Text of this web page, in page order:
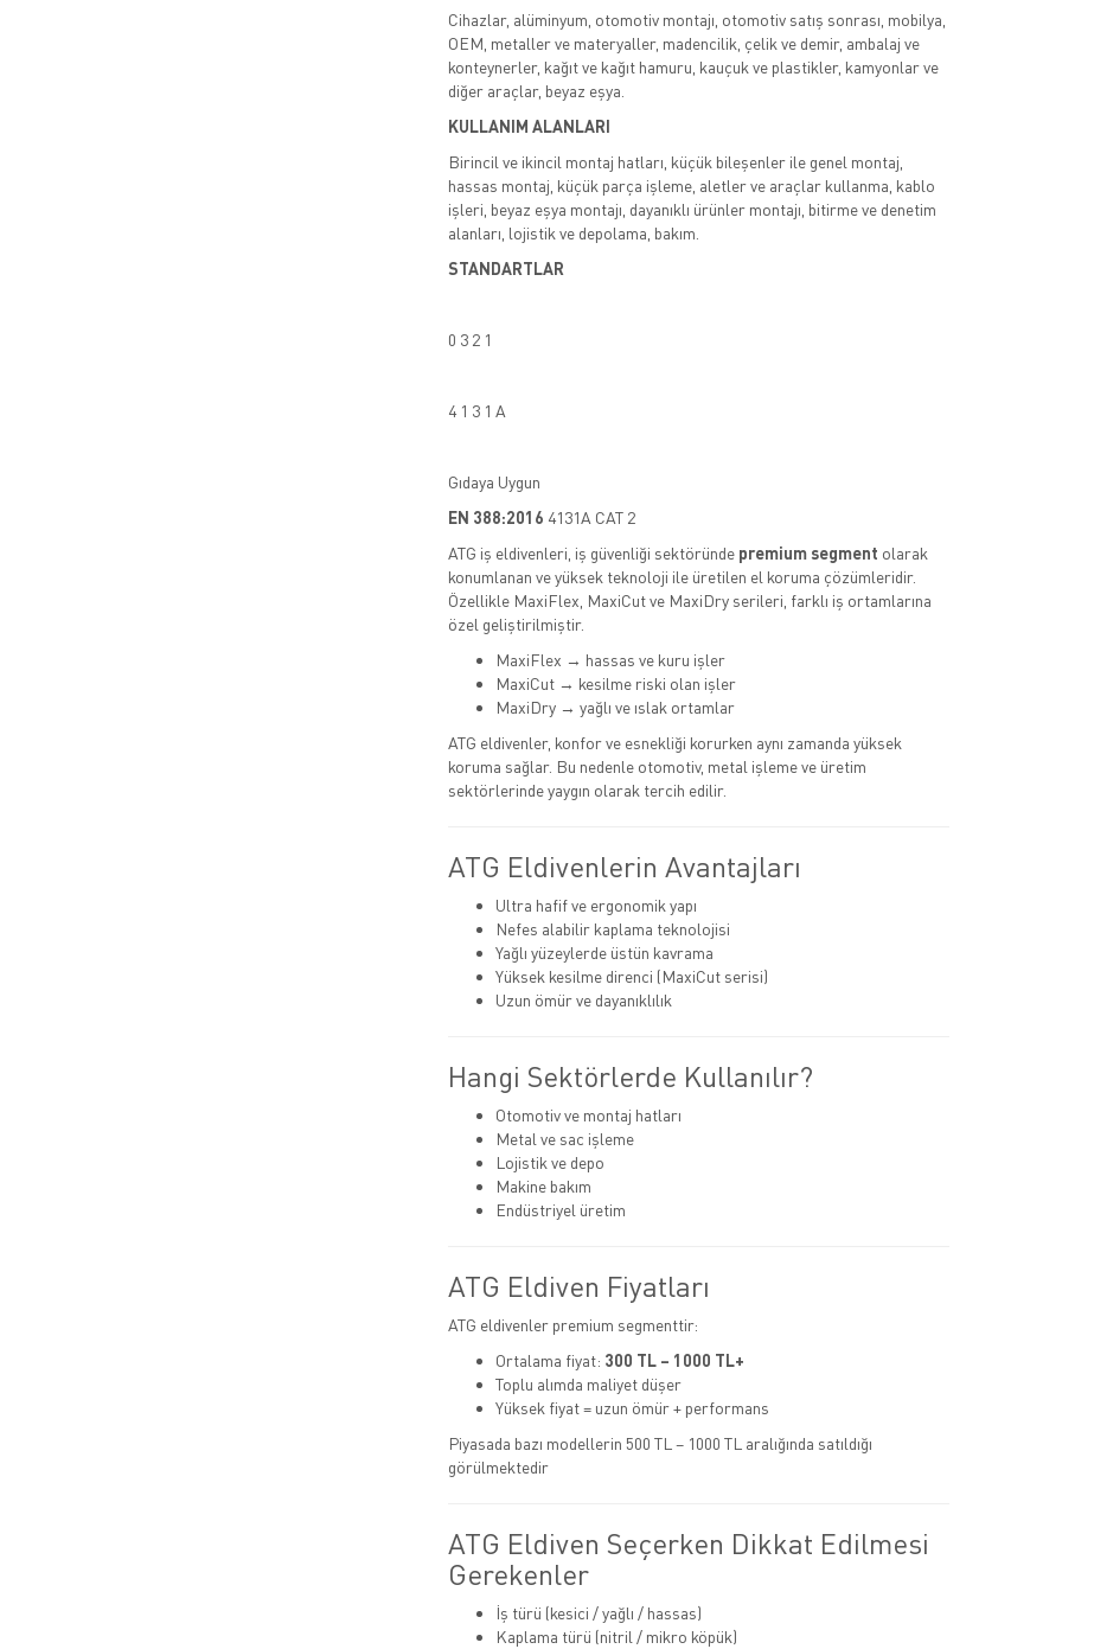
Cihazlar, alüminyum, otomotiv montajı, otomotiv satış sonrası, mobilya,
OEM, metaller ve materyaller, madencilik, çelik ve demir, ambalaj ve
konteynerler, kağıt ve kağıt hamuru, kauçuk ve plastikler, kamyonlar ve
diğer araçlar, beyaz eşya.
KULLANIM ALANLARI
Birincil ve ikincil montaj hatları, küçük bileşenler ile genel montaj,
hassas montaj, küçük parça işleme, aletler ve araçlar kullanma, kablo
işleri, beyaz eşya montajı, dayanıklı ürünler montajı, bitirme ve denetim
alanları, lojistik ve depolama, bakım.
STANDARTLAR
0 3 2 1
4 1 3 1 A
Gıdaya Uygun
EN 388:2016 4131A CAT 2
ATG iş eldivenleri, iş güvenliği sektöründe premium segment olarak
konumlanan ve yüksek teknoloji ile üretilen el koruma çözümleridir.
Özellikle MaxiFlex, MaxiCut ve MaxiDry serileri, farklı iş ortamlarına
özel geliştirilmiştir.
MaxiFlex → hassas ve kuru işler
MaxiCut → kesilme riski olan işler
MaxiDry → yağlı ve ıslak ortamlar
ATG eldivenler, konfor ve esnekliği korurken aynı zamanda yüksek
koruma sağlar. Bu nedenle otomotiv, metal işleme ve üretim
sektörlerinde yaygın olarak tercih edilir.
ATG Eldivenlerin Avantajları
Ultra hafif ve ergonomik yapı
Nefes alabilir kaplama teknolojisi
Yağlı yüzeylerde üstün kavrama
Yüksek kesilme direnci (MaxiCut serisi)
Uzun ömür ve dayanıklılık
Hangi Sektörlerde Kullanılır?
Otomotiv ve montaj hatları
Metal ve sac işleme
Lojistik ve depo
Makine bakım
Endüstriyel üretim
ATG Eldiven Fiyatları
ATG eldivenler premium segmenttir:
Ortalama fiyat: 300 TL – 1000 TL+
Toplu alımda maliyet düşer
Yüksek fiyat = uzun ömür + performans
Piyasada bazı modellerin 500 TL – 1000 TL aralığında satıldığı
görülmektedir
ATG Eldiven Seçerken Dikkat Edilmesi
Gerekenler
İş türü (kesici / yağlı / hassas)
Kaplama türü (nitril / mikro köpük)